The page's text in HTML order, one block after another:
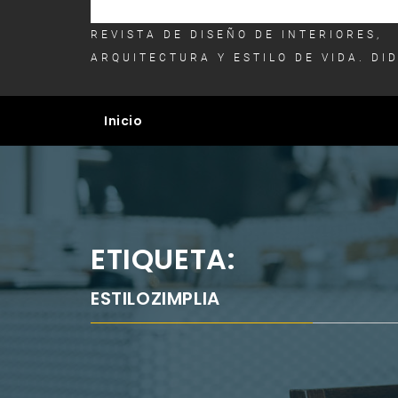
REVISTA DE DISEÑO DE INTERIORES,
ARQUITECTURA Y ESTILO DE VIDA. DID
Inicio
ETIQUETA:
ESTILOZIMPLIA